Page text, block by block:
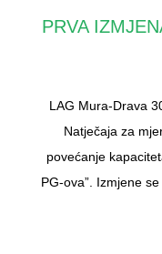
PRVA
LAG Mura-Drava
Natječaja za
povećanje
PG-ova”. Izmjene